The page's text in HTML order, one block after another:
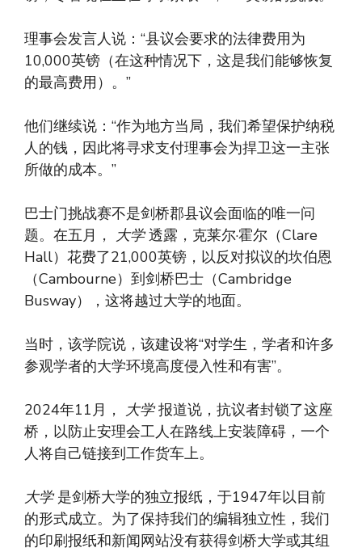
理事会发言人说：“县议会要求的法律费用为
10,000英镑（在这种情况下，这是我们能够恢复
的最高费用）。”
他们继续说：“作为地方当局，我们希望保护纳税
人的钱，因此将寻求支付理事会为捍卫这一主张
所做的成本。”
巴士门挑战赛不是剑桥郡县议会面临的唯一问
题。在五月， 大学透露，克莱尔·霍尔（Clare
Hall）花费了21,000英镑，以反对拟议的坎伯恩
（Cambourne）到剑桥巴士（Cambridge
Busway），这将越过大学的地面。
当时，该学院说，该建设将“对学生，学者和许多
参观学者的大学环境高度侵入性和有害”。
2024年11月， 大学报道说，抗议者封锁了这座
桥，以防止安理会工人在路线上安装障碍，一个
人将自己链接到工作货车上。
大学是剑桥大学的独立报纸，于1947年以目前
的形式成立。为了保持我们的编辑独立性，我们
的印刷报纸和新闻网站没有获得剑桥大学或其组